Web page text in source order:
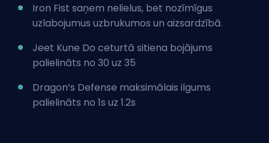
Iron Fist saņem nelielus, bet nozīmīgus
uzlabojumus uzbrukumos un aizsardzībā.
Jeet Kune Do ceturtā sitiena bojājums
palielināts no 30 uz 35
Dragon’s Defense maksimālais ilgums
palielināts no 1s uz 1.2s